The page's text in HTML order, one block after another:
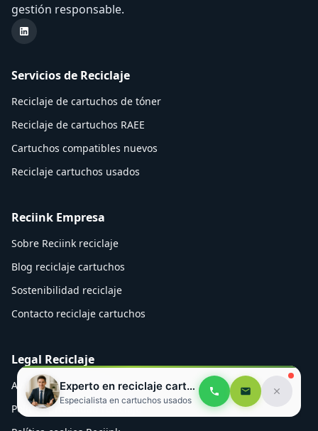
Experto en reciclaje cartuchos
Especialista en cartuchos usados
gestión responsable.
LinkedIn Reciink
Servicios de Reciclaje
Reciclaje de cartuchos de tóner
Reciclaje de cartuchos RAEE
Cartuchos compatibles nuevos
Reciclaje cartuchos usados
Reciink Empresa
Sobre Reciink reciclaje
Blog reciclaje cartuchos
Sostenibilidad reciclaje
Contacto reciclaje cartuchos
Legal Reciclaje
Aviso legal cartuchos
Política privacidad reciclaje